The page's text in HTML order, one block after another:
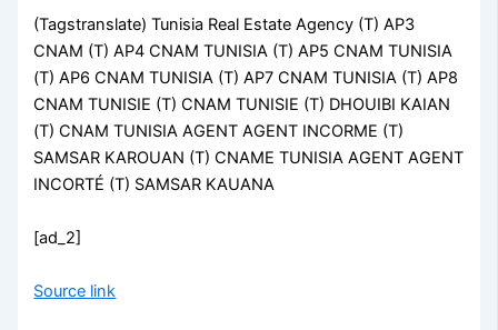
(Tagstranslate) Tunisia Real Estate Agency (T) AP3
CNAM (T) AP4 CNAM TUNISIA (T) AP5 CNAM TUNISIA
(T) AP6 CNAM TUNISIA (T) AP7 CNAM TUNISIA (T) AP8
CNAM TUNISIE (T) CNAM TUNISIE (T) DHOUIBI KAIAN
(T) CNAM TUNISIA AGENT AGENT INCORME (T)
SAMSAR KAROUAN (T) CNAME TUNISIA AGENT AGENT
INCORTÉ (T) SAMSAR KAUANA
[ad_2]
Source link